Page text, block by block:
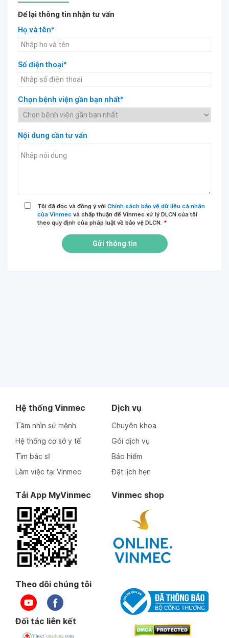
Để lại thông tin nhận tư vấn
Họ và tên*
Số điện thoại*
Chọn bệnh viện gần bạn nhất*
Nội dung cần tư vấn
Tôi đã đọc và đồng ý với Chính sách bảo vệ dữ liệu cá nhân
của Vinmec và chấp thuận để Vinmec xử lý DLCN của tôi
theo quy định của pháp luật về bảo vệ DLCN. *
Gửi thông tin
Hệ thống Vinmec
Tầm nhìn sứ mệnh
Hệ thống cơ sở y tế
Tìm bác sĩ
Làm việc tại Vinmec
Dịch vụ
Chuyên khoa
Gói dịch vụ
Bảo hiểm
Đặt lịch hẹn
Tải App MyVinmec Vinmec shop
Theo dõi chúng tôi
Đối tác liên kết